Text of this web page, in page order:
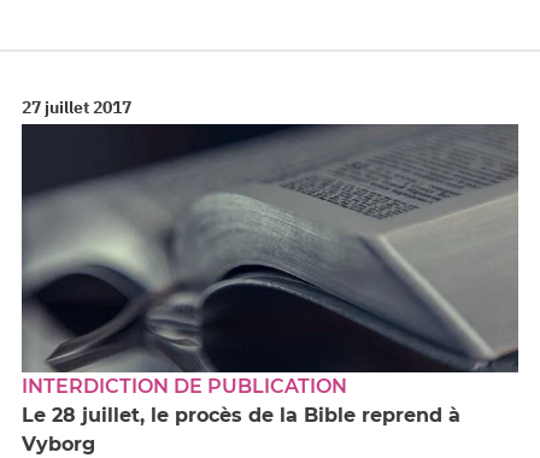
27 juillet 2017
INTERDICTION DE PUBLICATION
Le 28 juillet, le procès de la Bible reprend à
Vyborg